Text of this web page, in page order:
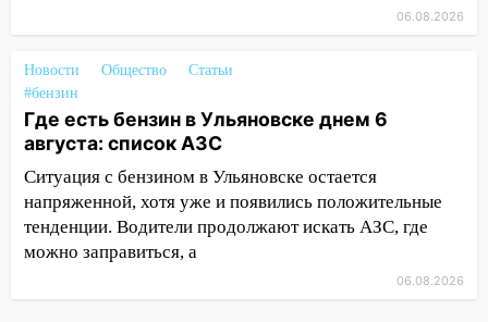
На нескольких улицах Ульяновска
10:14
В Ульяновске двоих участников
коррупционной схемы при ЦГКБ
отправили в колонию на 7 и 8 лет
09:52 Ночью беспилотники сбили над
соседними Татарстаном и Саратовской
областью
09:41
Диана Шурыгина уверовала в
06.08.2026
Новости Общество
Статьи
#бензин
Где есть бензин в Ульяновске днем 6
августа: список АЗС
Ситуация с бензином в Ульяновске остается
напряженной, хотя уже и появились положительные
тенденции. Водители продолжают искать АЗС, где
можно заправиться, а
06.08.2026